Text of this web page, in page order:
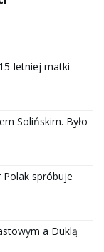
letniej matki
Solińskim. Było
Polak spróbuje
a Duklą